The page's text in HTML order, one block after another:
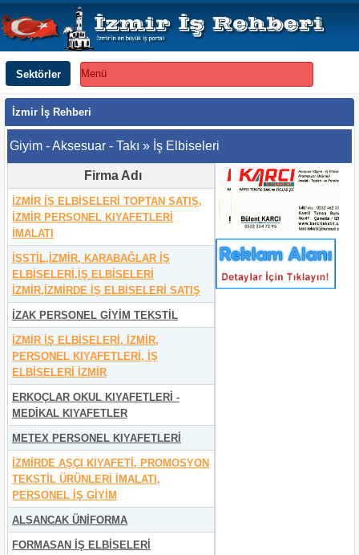
Sektörler Menü
İzmir İş Rehberi
Giyim - Aksesuar - Takı » İş Elbiseleri
Firma Adı
İZMİR İŞ ELBİSELERİ TOPTAN SATIŞ,
İZMİR PERSONEL KIYAFETLERİ
İMALATI
İŞSTİL,İZMİR, KARABAĞLAR İŞ
ELBİSELERİ,İŞ ELBİSELERİ
İZMİR,İZMİRDE İŞ ELBİSELERİ SATIŞ
İZAK PERSONEL GİYİM TEKSTİL
İZMİR İŞ ELBİSELERİ, İZMİR,
PERSONEL KIYAFETLERİ, İŞ
ELBİSELERİ İZMİR
ERKOÇLAR OKUL KIYAFETLERİ -
MEDİKAL KIYAFETLER
METEX PERSONEL KIYAFETLERİ
İZMİRDE AŞÇI KIYAFETİ, PROMOSYON
TEKSTİL ÜRÜNLERİ İMALATI,
PERSONEL İŞ GİYİM
ALSANCAK ÜNİFORMA
FORMASAN İŞ ELBİSELERİ